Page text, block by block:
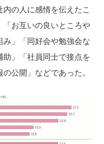
の人に感情を伝えたこ
お互いの良いところや
」「同好会や勉強会な
」「社員同士で接点を
公開」などであった。